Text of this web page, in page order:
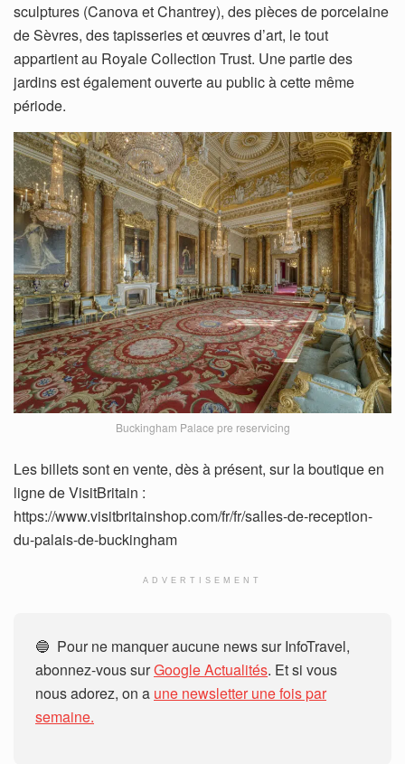
sculptures (Canova et Chantrey), des pièces de porcelaine
de Sèvres, des tapisseries et œuvres d’art, le tout
appartient au Royale Collection Trust. Une partie des
jardins est également ouverte au public à cette même
période.
Buckingham Palace pre reservicing
Les billets sont en vente, dès à présent, sur la boutique en
ligne de VisitBritain :
https://www.visitbritainshop.com/fr/fr/salles-de-reception-
du-palais-de-buckingham
ADVERTISEMENT
🔵 Pour ne manquer aucune news sur InfoTravel,
abonnez-vous surGoogle Actualités. Et si vous
nous adorez, on a une newsletter une fois par
semaine.